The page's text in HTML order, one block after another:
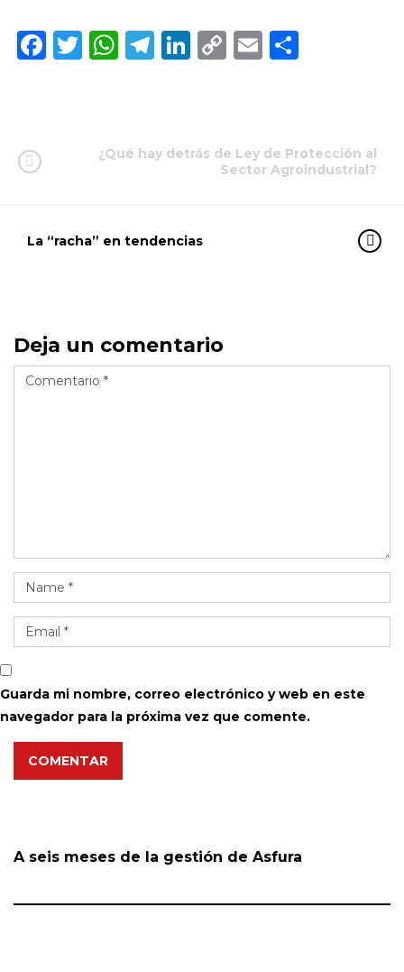
Facebook
Twitter
WhatsApp
Telegram
LinkedIn
CopyEmail
¿Qué hay detrás de Ley de Protección al
Sector Agroindustrial?
La “racha” en tendencias
Deja un comentario
Guarda mi nombre, correo electrónico y web en este
navegador para la próxima vez que comente.
COMENTAR
A seis meses de la gestión de Asfura